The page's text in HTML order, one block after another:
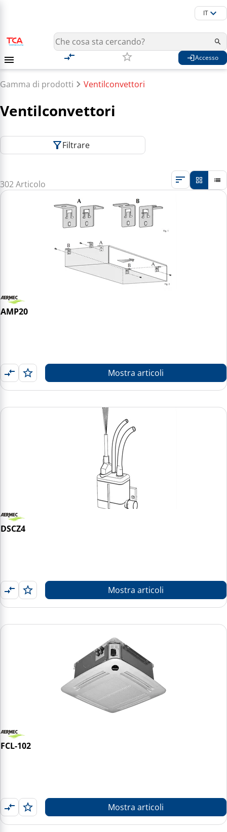
IT
Accesso
Gamma di prodotti Ventilconvettori
Ventilconvettori
Filtrare
302 Articolo
AMP20
Mostra articoli
DSCZ4
Mostra articoli
FCL-102
Mostra articoli